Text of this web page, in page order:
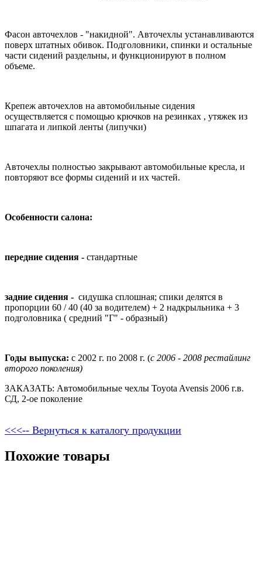
Фасон авточехлов - "накидной". Авточехлы устанавливаются
поверх штатных обивок. Подголовники, спинки и остальные
части сидений раздельны, и функционируют в полном
объеме.
Крепеж авточехлов на автомобильные сидения
осуществляется с помощью крючков на резинках , утяжек из
шпагата и липкой ленты (липучки)
Авточехлы полностью закрывают автомобильные кресла, и
повторяют все формы сидений и их частей.
Особенности салона:
передние сидения - стандартные
задние сидения - сидушка сплошная; спики делятся в
пропорции 60 / 40 (40 за водителем) + 2 надкрыльника + 3
подголовника ( средний "Г" - образный)
Годы выпуска: с 2002 г. по 2008 г. (с 2006 - 2008 рестайлинг
второго поколения)
ЗАКАЗАТЬ: Автомобильные чехлы Toyota Avensis 2006 г.в.
СД, 2-ое поколение
<<<-- Вернуться к каталогу продукции
Похожие товары